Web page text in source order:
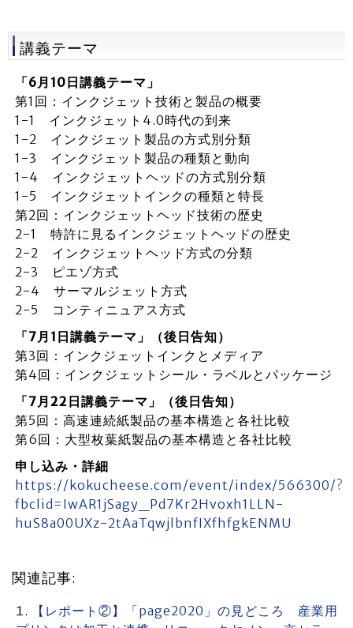
講義テーマ
「6月10日講義テーマ」
第1回：インクジェット技術と製品の概要
1-1 インクジェット4.0時代の到来
1-2 インクジェット製品の方式別分類
1-3 インクジェット製品の種類と動向
1-4 インクジェットヘッドの方式別分類
1-5 インクジェットインクの種類と特長
第2回：インクジェットヘッド技術の歴史
2-1 特許に見るインクジェットヘッドの歴史
2-2 インクジェットヘッド方式の分類
2-3 ピエゾ方式
2-4 サーマルジェット方式
2-5 コンティニュアス方式
「7月1日講義テーマ」（後日告知）
第3回：インクジェットインクとメディア
第4回：インクジェットシール・ラベルとパッケージ
「7月22日講義テーマ」（後日告知）
第5回：高速連続紙製品の基本構造と各社比較
第6回：大型枚葉紙製品の基本構造と各社比較
申し込み・詳細
https://kokucheese.com/event/index/566300/?
fbclid=IwAR1jSagy_Pd7Kr2Hvoxh1LLN-
huS8a00UXz-2tAaTqwjlbnfIXfhfgkENMU
関連記事:
【レポート②】「page2020」の見どころ 産業用